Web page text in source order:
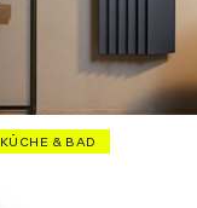
KÜCHE & BAD